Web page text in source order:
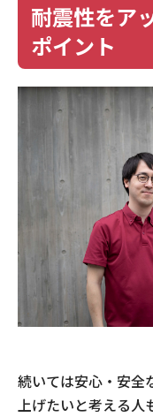
耐震性をア
ポイント
続いては安心・安全
上げたいと考える人